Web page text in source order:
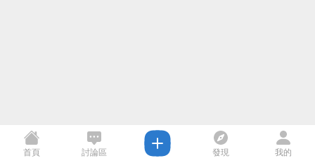
首頁 討論區 發現 我的